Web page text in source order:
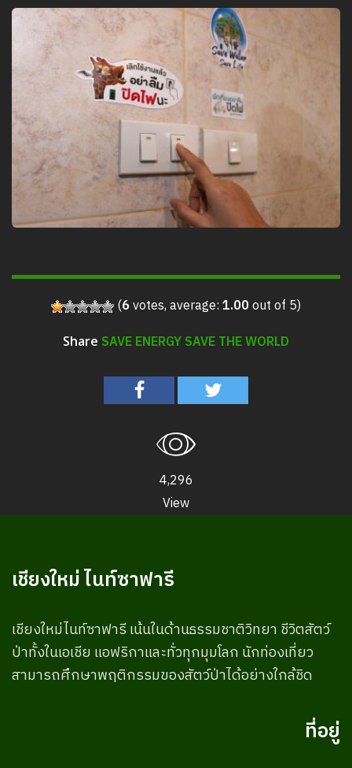
(6votes, average:1.00out of 5)
Share SAVE ENERGY SAVE THE WORLD
4,296
View
เชียงใหม่ ไนท์ซาฟารี
เชียงใหม่ไนท์ซาฟารี เน้นในด้านธรรมชาติวิทยา ชีวิตสัตว์
ป่าทั้งในเอเชีย แอฟริกาและทั่วทุกมุมโลก นักท่องเที่ยว
สามารถศึกษาพฤติกรรมของสัตว์ป่าได้อย่างใกล้ชิด
ที่อยู่